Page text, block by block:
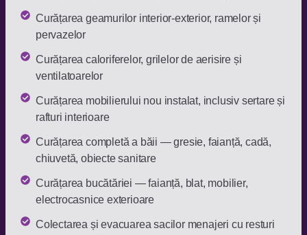
Curățarea geamurilor interior-exterior, ramelor și
pervazelor
Curățarea caloriferelor, grilelor de aerisire și
ventilatoarelor
Curățarea mobilierului nou instalat, inclusiv sertare și
rafturi interioare
Curățarea completă a băii — gresie, faianță, cadă,
chiuvetă, obiecte sanitare
Curățarea bucătăriei — faianță, blat, mobilier,
electrocasnice exterioare
Colectarea și evacuarea sacilor menajeri cu resturi